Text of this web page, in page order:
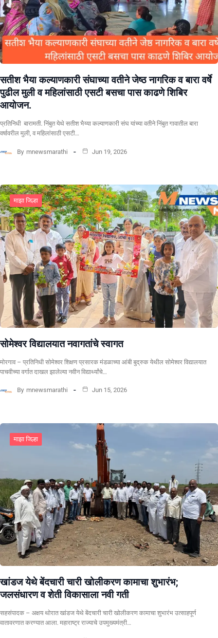
सतीश भैया कल्याणकारी संघाच्या वतीने जेष्ठ नागरिक व बारा वर्षे
पुढील मुली व महिलांसाठी एसटी बसचा पास काढणे शिबिर
आयोजन.
प्रतिनिधी बारामती. निंबुत येथे सतीश भैय्या कल्याणकारी संघ यांच्या वतीने निंबुत गावातील बारा
वर्षावरील मुली, व महिलांसाठी एसटी…
By mnewsmarathi Jun 19, 2026
माझा जिल्हा
सोमेश्वर विद्यालयात नवागतांचे स्वागत
मोरगाव – प्रतिनिधी सोमेश्वर शिक्षण प्रसारक मंडळाच्या आंबी बुद्रुक येथील सोमेश्वर विद्यालयात
पाचवीच्या वर्गात दाखल झालेल्या नवीन विद्यार्थ्यांचे…
By mnewsmarathi Jun 15, 2026
माझा जिल्हा
खांडज येथे बेंदचारी चारी खोलीकरण कामाचा शुभारंभ;
जलसंधारण व शेती विकासाला नवी गती
सहसंपादक – अक्षय थोरात खांडज येथे बेंदचारी चारी खोलीकरण कामाचा शुभारंभ उत्साहपूर्ण
वातावरणात करण्यात आला. महाराष्ट्र राज्याचे उपमुख्यमंत्री…